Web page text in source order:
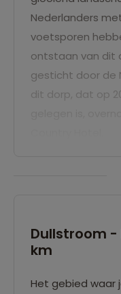
Loskopmeer.
Nederlanders
voetsporen
ontstaan van dit
gesticht door de
dit dorp, dat op
Dullstroom -
km
Het gebied